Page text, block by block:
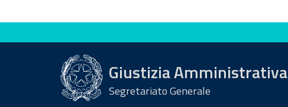
Valuta questo sito
Giustizia Amministrativa
Segretariato Generale